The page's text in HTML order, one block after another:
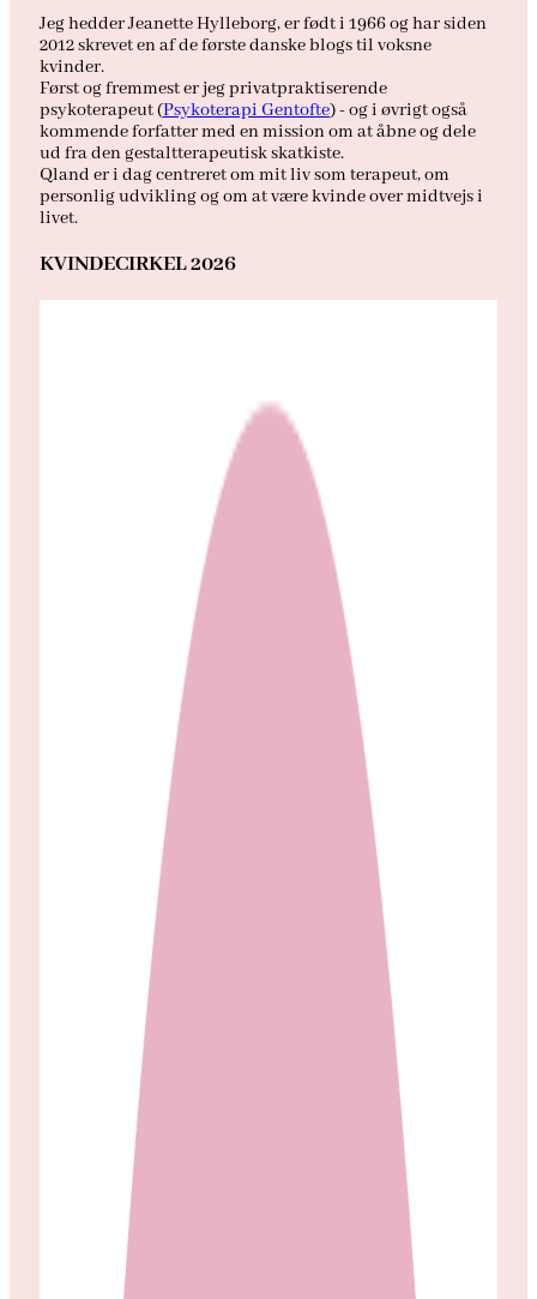
Jeg hedder Jeanette Hylleborg, er født i 1966 og har siden
2012 skrevet en af de første danske blogs til voksne
kvinder.
Først og fremmest er jeg privatpraktiserende
psykoterapeut (Psykoterapi Gentofte) - og i øvrigt også
kommende forfatter med en mission om at åbne og dele
ud fra den gestaltterapeutisk skatkiste.
Qland er i dag centreret om mit liv som terapeut, om
personlig udvikling og om at være kvinde over midtvejs i
livet.
KVINDECIRKEL 2026